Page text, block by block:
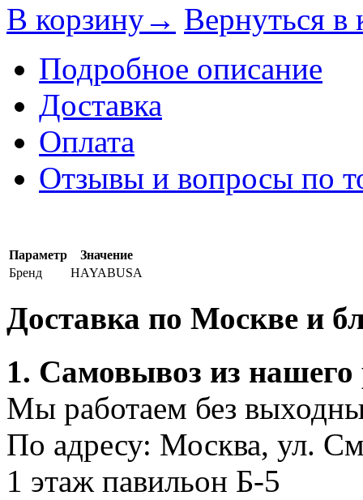
В корзину→ Вернуться в
Подробное описание
Доставка
Оплата
Отзывы и вопросы по
Параметр
Значение
Бренд
HAYABUSA
Доставка по Москве и
1. Самовывоз из нашего
Мы работаем без
По адресу: Москва, ул.
1 этаж павильон Б-5